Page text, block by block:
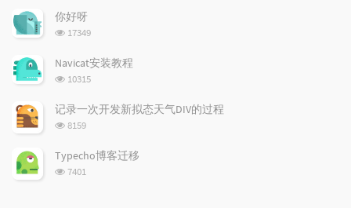
你好呀
浏览次数:
17349
Navicat安装教程
浏览次数:
10315
记录一次开发新拟态天气DIV的过程
浏览次数:
8159
Typecho博客迁移
浏览次数:
7401